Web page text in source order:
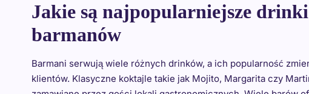
Jakie są najpopularniejsze
barmanów
Barmani serwują wiele różnych drinków, a ich popularność
klientów. Klasyczne koktajle takie jak Mojito, Margarita czy